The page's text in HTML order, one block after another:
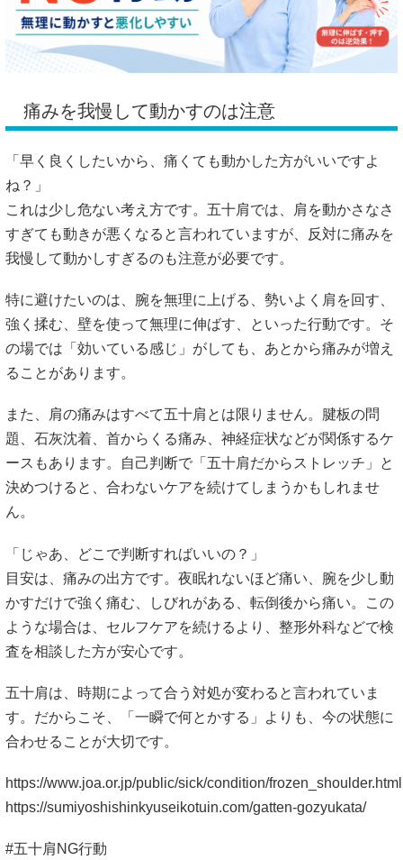
痛みを我慢して動かすのは注意
「早く良くしたいから、痛くても動かした方がいいですよ
ね？」
これは少し危ない考え方です。五十肩では、肩を動かさなさ
すぎても動きが悪くなると言われていますが、反対に痛みを
我慢して動かしすぎるのも注意が必要です。
特に避けたいのは、腕を無理に上げる、勢いよく肩を回す、
強く揉む、壁を使って無理に伸ばす、といった行動です。そ
の場では「効いている感じ」がしても、あとから痛みが増え
ることがあります。
また、肩の痛みはすべて五十肩とは限りません。腱板の問
題、石灰沈着、首からくる痛み、神経症状などが関係するケ
ースもあります。自己判断で「五十肩だからストレッチ」と
決めつけると、合わないケアを続けてしまうかもしれませ
ん。
「じゃあ、どこで判断すればいいの？」
目安は、痛みの出方です。夜眠れないほど痛い、腕を少し動
かすだけで強く痛む、しびれがある、転倒後から痛い。この
ような場合は、セルフケアを続けるより、整形外科などで検
査を相談した方が安心です。
五十肩は、時期によって合う対処が変わると言われていま
す。だからこそ、「一瞬で何とかする」よりも、今の状態に
合わせることが大切です。
https://www.joa.or.jp/public/sick/condition/frozen_shoulder.html
https://sumiyoshishinkyuseikotuin.com/gatten-gozyukata/
#五十肩NG行動